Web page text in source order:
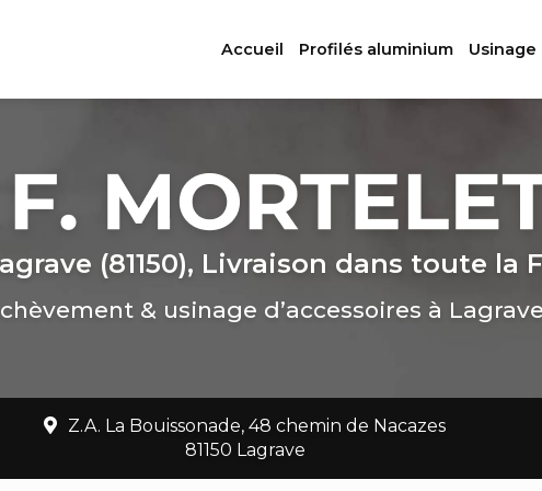
Accueil Profilés aluminium
(81150), Livraison dans toute la
& usinage d’accessoires à Lagrave
Z.A. La Bouissonade, 48 chemin de Nacazes
81150 Lagrave